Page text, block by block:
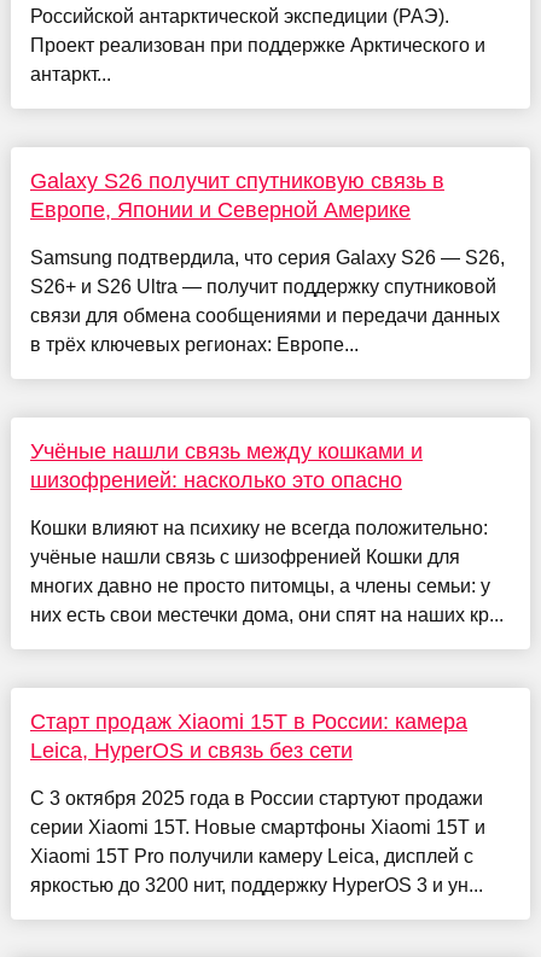
Российской антарктической экспедиции (РАЭ).
Проект реализован при поддержке Арктического и
антаркт...
Galaxy S26 получит спутниковую связь в
Европе, Японии и Северной Америке
Samsung подтвердила, что серия Galaxy S26 — S26,
S26+ и S26 Ultra — получит поддержку спутниковой
связи для обмена сообщениями и передачи данных
в трёх ключевых регионах: Европе...
Учёные нашли связь между кошками и
шизофренией: насколько это опасно
Кошки влияют на психику не всегда положительно:
учёные нашли связь с шизофренией Кошки для
многих давно не просто питомцы, а члены семьи: у
них есть свои местечки дома, они спят на наших кр...
Старт продаж Xiaomi 15T в России: камера
Leica, HyperOS и связь без сети
С 3 октября 2025 года в России стартуют продажи
серии Xiaomi 15T. Новые смартфоны Xiaomi 15T и
Xiaomi 15T Pro получили камеру Leica, дисплей с
яркостью до 3200 нит, поддержку HyperOS 3 и ун...